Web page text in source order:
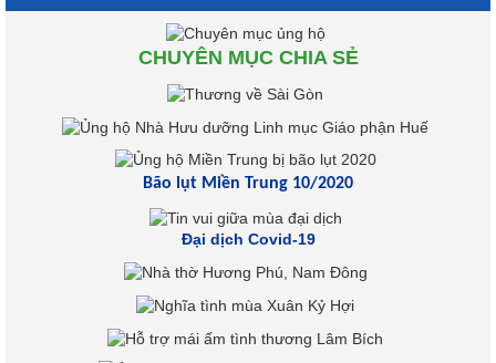
CHUYÊN MỤC CHIA SẺ
Bão lụt Miền Trung 10/2020
Đại dịch Covid-19